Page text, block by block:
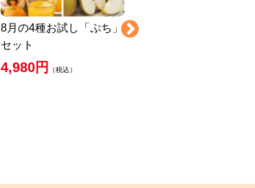
8月の4種お試し「ぷち」
セット
4,980円 （税込）
旬柑氷結・ぷち冷凍み